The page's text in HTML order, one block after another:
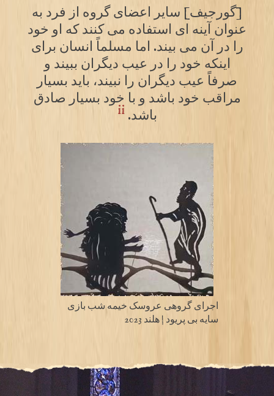
[گورجیف] سایر اعضای گروه از فرد به
عنوان آینه ای استفاده می کنند که او خود
را در آن می بیند. اما مسلماً انسان برای
اینکه خود را در عیب دیگران ببیند و
صرفاً عیب دیگران را نبیند، باید بسیار
مراقب خود باشد و با خود بسیار صادق
باشد.ii
اجرای گروهی عروسک خیمه شب بازی
سایه بی پریود | هلند 2023